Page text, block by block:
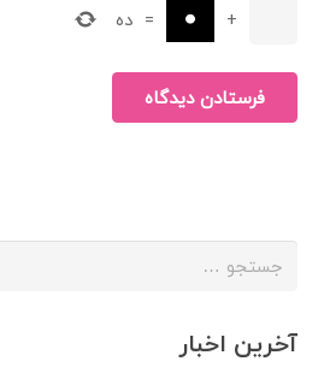
+
= ده
فرستادن دیدگاه
جستجو
آخرین اخبار